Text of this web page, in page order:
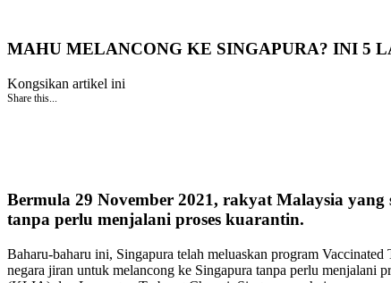
MAHU MELANCONG KE SINGAPURA? INI 5
Kongsikan artikel ini
Share this...
Bermula 29 November 2021, rakyat Malaysia
tanpa perlu menjalani proses kuarantin.
Baharu-baharu ini, Singapura telah meluaskan program
negara jiran untuk melancong ke Singapura tanpa perlu menjalani